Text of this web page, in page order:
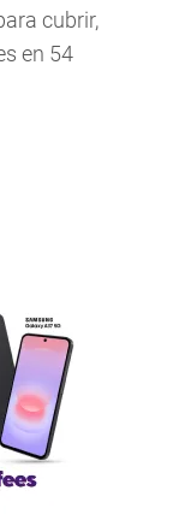
cubrir,
en 54